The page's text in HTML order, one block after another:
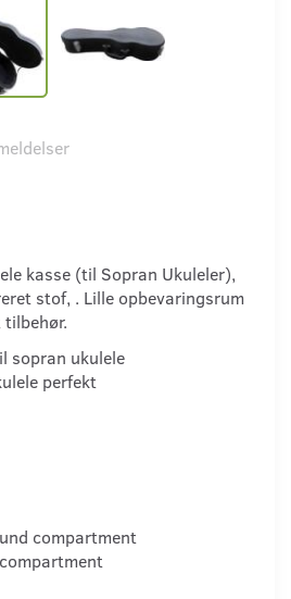
kasse (til Sopran Ukuleler),
stof, . Lille opbevaringsrum
sopran ukulele
perfekt
compartment